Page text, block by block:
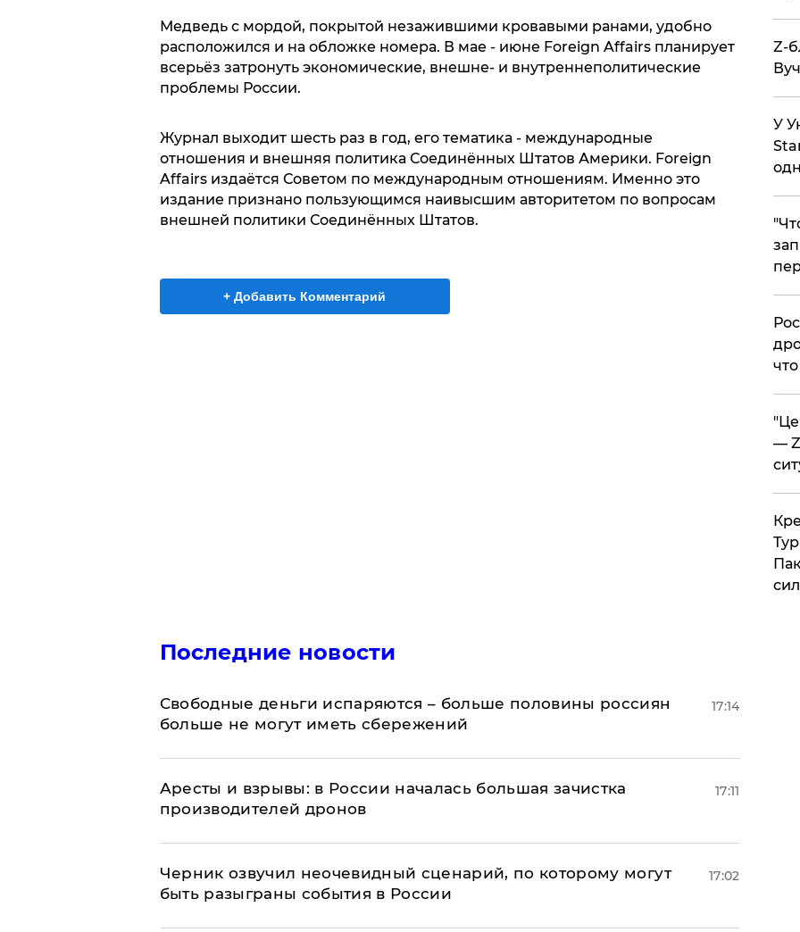
Медведь с мордой, покрытой незажившими кровавыми ранами, удобно
расположился и на обложке номера. В мае - июне Foreign Affairs планирует
всерьёз затронуть экономические, внешне- и внутреннеполитические
проблемы России.
Журнал выходит шесть раз в год, его тематика - международные
отношения и внешняя политика Соединённых Штатов Америки. Foreign
Affairs издаётся Советом по международным отношениям. Именно это
издание признано пользующимся наивысшим авторитетом по вопросам
внешней политики Соединённых Штатов.
+ Добавить Комментарий
Последние новости
Свободные деньги испаряются – больше половины россиян
больше не могут иметь сбережений
17:14
Аресты и взрывы: в России началась большая зачистка
производителей дронов
17:11
Черник озвучил неочевидный сценарий, по которому могут
быть разыграны события в России
17:02
Z-
У
—